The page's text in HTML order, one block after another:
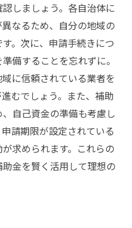
しましょう。各自治体に
なるため、自分の地域の
。次に、申請手続きにつ
備することを忘れずに。
に信頼されている業者を
むでしょう。また、補助
自己資金の準備も考慮し
請期限が設定されている
求められます。これらの
金を賢く活用して理想の